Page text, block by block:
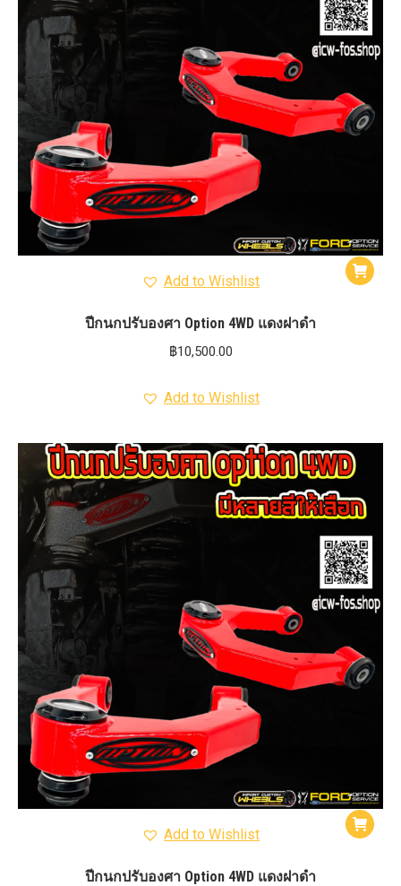
Add to Wishlist
ปีกนกปรับองศา Option 4WD แดงฝาดำ
฿10,500.00
Add to Wishlist
Add to Wishlist
ปีกนกปรับองศา Option 4WD แดงฝาดำ